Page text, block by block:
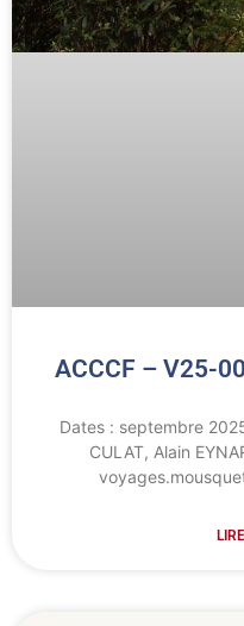
ACCCF – V25-
Dates : septembre
CULAT, Alain